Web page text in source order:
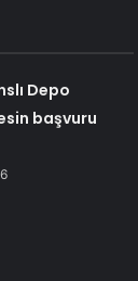
Depo
başvuru